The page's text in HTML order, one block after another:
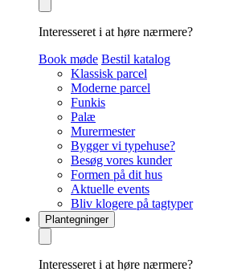
Interesseret i at høre nærmere?
Book møde Bestil katalog
Klassisk parcel
Moderne parcel
Funkis
Palæ
Murermester
Bygger vi typehuse?
Besøg vores kunder
Formen på dit hus
Aktuelle events
Bliv klogere på tagtyper
Plantegninger
Interesseret i at høre nærmere?